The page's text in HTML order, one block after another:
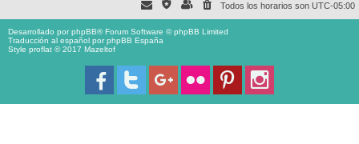
Todos los horarios son UTC-05:00
Desarrollado porphpBB® Forum Software © phpBB Limited
Traducción al español porphpBB España
Style proflat © 2017 Mazeltof